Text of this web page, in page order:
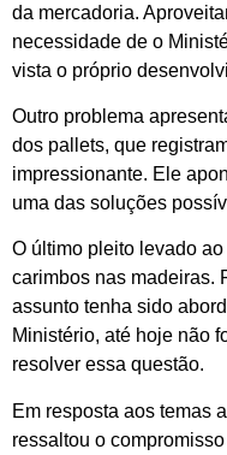
da mercadoria.
necessidade de o
vista o próprio
Outro problema
dos pallets, que
impressionante. Ele
uma das soluções
O último pleito levado
carimbos nas madeiras.
assunto tenha sido
Ministério, até hoje não
resolver essa questão.
Em resposta aos temas
ressaltou o